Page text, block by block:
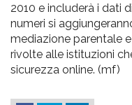
2010 e includerà i dati
numeri si
mediazione parentale
rivolte alle istituzioni
sicurezza online. (mf)